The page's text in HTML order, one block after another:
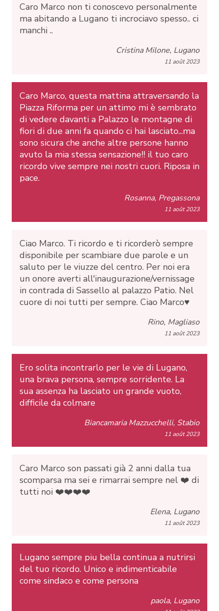
Caro Marco non ti conoscevo personalmente
ma abitando a Lugano ti incrociavo spesso.. ci
manchi ..
Cristina Milone, Lugano
11 août 2023
Caro Marco, questa mattina attraversando la
Piazza Riforma per un attimo mi è sembrato
di vedere davanti a Palazzo le montagne di
fiori di due anni fa quando ci hai lasciato...ma
sono sicura che anche altre persone hanno
avuto la mia stessa sensazione!! il tuo caro
ricordo vive sempre nei nostri cuori. Riposa in
pace.
Rosanna, Pregassona
11 août 2023
Ciao Marco. Ti ricordo e ti ricorderò sempre
disponibile per scambiare due parole e un
saluto per le viuzze del centro. Per noi era
un onore averti all'inaugurazione/vernissage
in contrada di Sassello al palazzo Patio. Nel
cuore di noi tutti per sempre. Ciao Marco♥
Rino, Magliaso
11 août 2023
Ero solita incontrarlo per le vie di Lugano,
una brava persona, sempre sorridente. La
sua assenza ha lasciato un grande vuoto,
difficile da colmare
Biancamaria Mazzucchelli, Stabio
11 août 2023
Caro Marco son passati già 2 anni dalla tua
scomparsa ma sei e rimarrai sempre nel ❤️ di
tutti noi ❤️❤️❤️❤️
Elena, Lugano
11 août 2023
Lugano sempre piu bella continua a nutrirsi
del tuo ricordo. Unico e indimenticabile
come sindaco e come persona
paola, Lugano